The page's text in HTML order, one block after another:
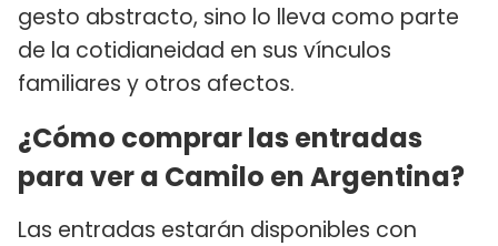
gesto abstracto, sino lo lleva como parte
de la cotidianeidad en sus vínculos
familiares y otros afectos.
¿Cómo comprar las entradas
para ver a Camilo en Argentina?
Las entradas estarán disponibles con